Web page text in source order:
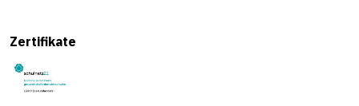
Zertifikate